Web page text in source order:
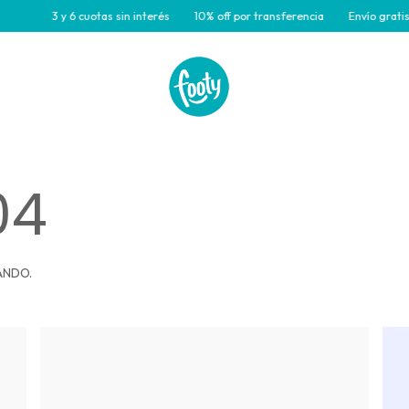
3 y 6 cuotas sin interés 10% off por transferencia Envío gratis